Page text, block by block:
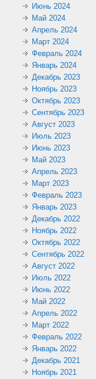
Июнь 2024
Май 2024
Апрель 2024
Март 2024
Февраль 2024
Январь 2024
Декабрь 2023
Ноябрь 2023
Октябрь 2023
Сентябрь 2023
Август 2023
Июль 2023
Июнь 2023
Май 2023
Апрель 2023
Март 2023
Февраль 2023
Январь 2023
Декабрь 2022
Ноябрь 2022
Октябрь 2022
Сентябрь 2022
Август 2022
Июль 2022
Июнь 2022
Май 2022
Апрель 2022
Март 2022
Февраль 2022
Январь 2022
Декабрь 2021
Ноябрь 2021